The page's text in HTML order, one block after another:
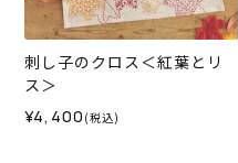
刺し子のクロス＜紅葉とリ
ス＞
¥4,400 (税込)